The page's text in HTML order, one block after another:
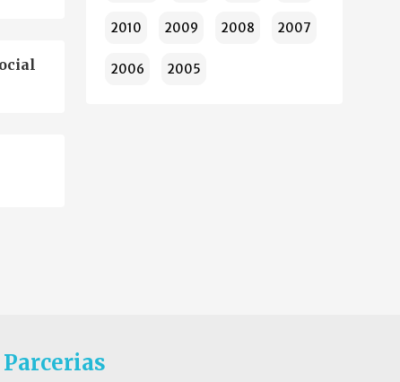
2010 2009 2008 2007
2006 2005
Parcerias